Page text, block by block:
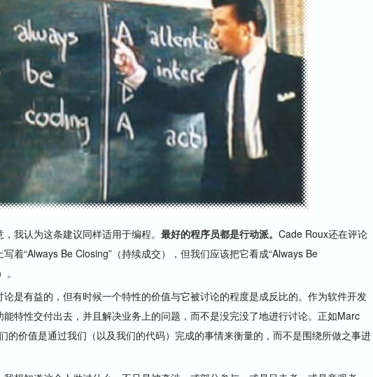
认为这条建议同样适用于编程。 最好的程序员都是行动派。 Cade Roux还在评论
着“Always Be Closing”（持续成交），但我们应该把它看成“Always Be
有益的，但有时候一个特性的价值与它被讨论的程度是成反比的。作为软件开发
特性交付出去，并且解决业务上的问题，而不是没完没了地进行讨论。正如Marc
的价值是通过我们（以及我们的代码）完成的事情来衡量的，而不是围绕所做之事进